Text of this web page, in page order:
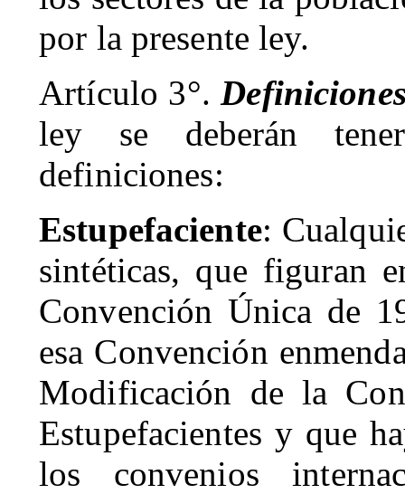
por la presente ley.
Artículo 3°.
ley se deberán
definiciones:
Estupefaciente:
sintéticas, que figuran
Convención Única de
esa Convención
Modificación de la
Estupefacientes y que
los convenios